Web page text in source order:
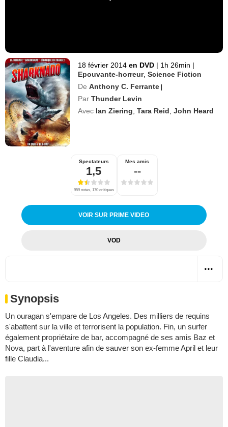
18 février 2014 en DVD | 1h 26min |
Epouvante-horreur,Science Fiction
De Anthony C. Ferrante |
Par Thunder Levin
Avec Ian Ziering ,Tara Reid ,John Heard
Spectateurs
1,5
959 notes, 170 critiques
Mes amis
--
VOIR SUR PRIME VIDEO
VOD
Synopsis
Un ouragan s'empare de Los Angeles. Des milliers de requins
s'abattent sur la ville et terrorisent la population. Fin, un surfer
également propriétaire de bar, accompagné de ses amis Baz et
Nova, part à l'aventure afin de sauver son ex-femme April et leur
fille Claudia...